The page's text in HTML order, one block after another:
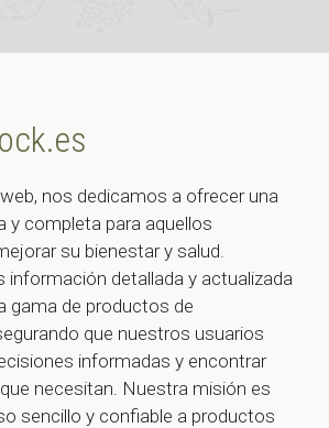
nos dedicamos a ofrecer una
y completa para aquellos
su bienestar y salud.
información detallada y actualizada
gama de productos de
que nuestros usuarios
informadas y encontrar
necesitan. Nuestra misión es
sencillo y confiable a productos